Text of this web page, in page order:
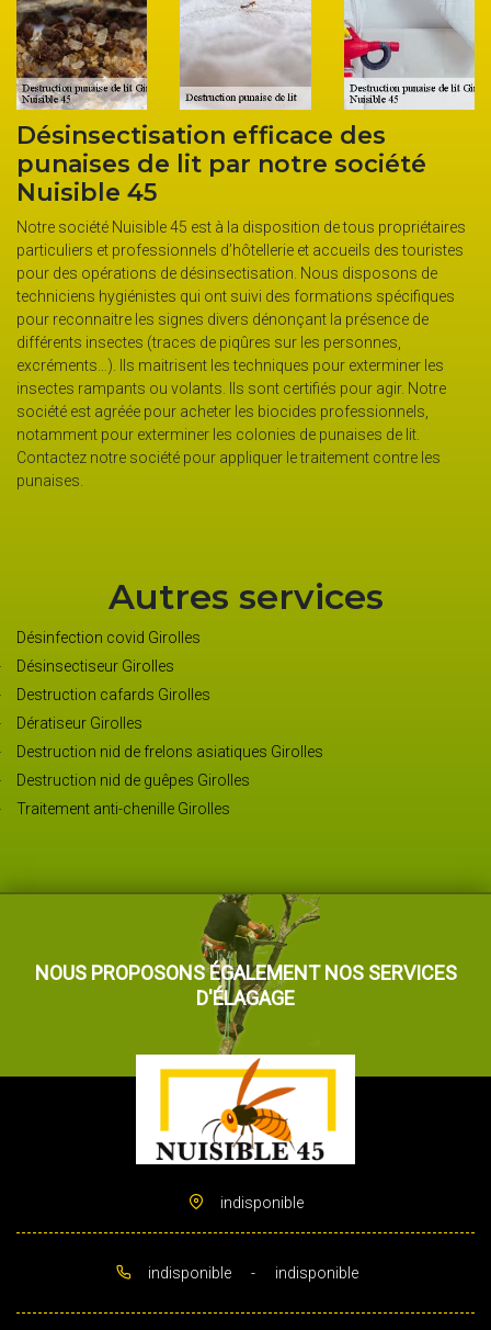
des
société
de tous propriétaires
et accueils des touristes
Nous disposons de
formations spécifiques
la présence de
les personnes,
pour exterminer les
pour agir. Notre
professionnels,
de punaises de lit.
traitement contre les
Punaises de lit : faites
Nuisible 45, une
Si vous avez la confirmation que des
presentes chez vous, il est conseillé de faire
d’un professionnel en lutte contre ces
45 est un professionnel à appeler. Cette
désinsectisation dispose de moyens
lutter efficacement contre les punaises. Une
vise à détruire les insectes. Une autre sera
les insectes ont bel et bien disparu. Sinon,
appliqué. Pour plus d’informations,
Girolles
Autres services
Désinfection covid Girolles
Désinsectiseur Girolles
Destruction cafards Girolles
Dératiseur Girolles
Destruction nid de frelons asiatiques Girolles
Destruction nid de guêpes Girolles
Traitement anti-chenille Girolles
NOUS PROPOSONS ÉGALEMENT NOS SERVICES
D'ÉLAGAGE
indisponible
indisponible - indisponible